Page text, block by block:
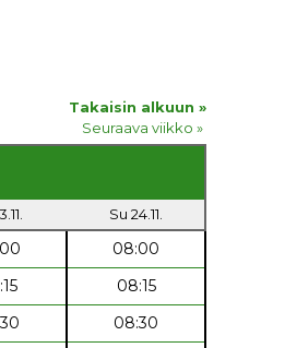
Takaisin alkuun »
Seuraava viikko »
Su 24.11.
08:00
08:15
08:30